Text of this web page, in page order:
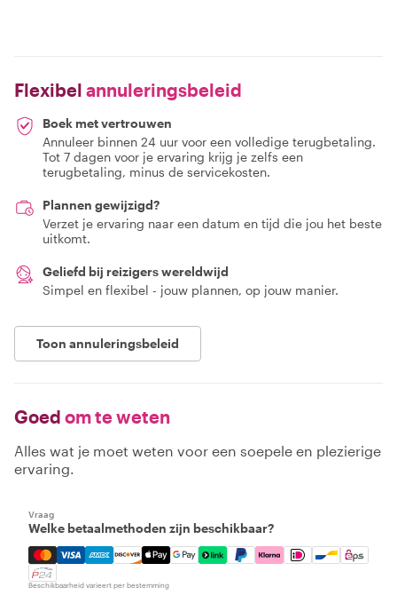
Flexibel annuleringsbeleid
Boek met vertrouwen
Annuleer binnen 24 uur voor een volledige terugbetaling.
Tot 7 dagen voor je ervaring krijg je zelfs een
terugbetaling, minus de servicekosten.
Plannen gewijzigd?
Verzet je ervaring naar een datum en tijd die jou het beste
uitkomt.
Geliefd bij reizigers wereldwijd
Simpel en flexibel - jouw plannen, op jouw manier.
Toon annuleringsbeleid
Goed om te weten
Alles wat je moet weten voor een soepele en plezierige
ervaring.
Vraag
Welke betaalmethoden zijn beschikbaar?
Mastercard, Visa, Amex, Discover, Apple Pay, Google
Beschikbaarheid varieert per bestemming